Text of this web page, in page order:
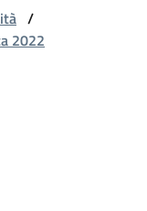
/
2022